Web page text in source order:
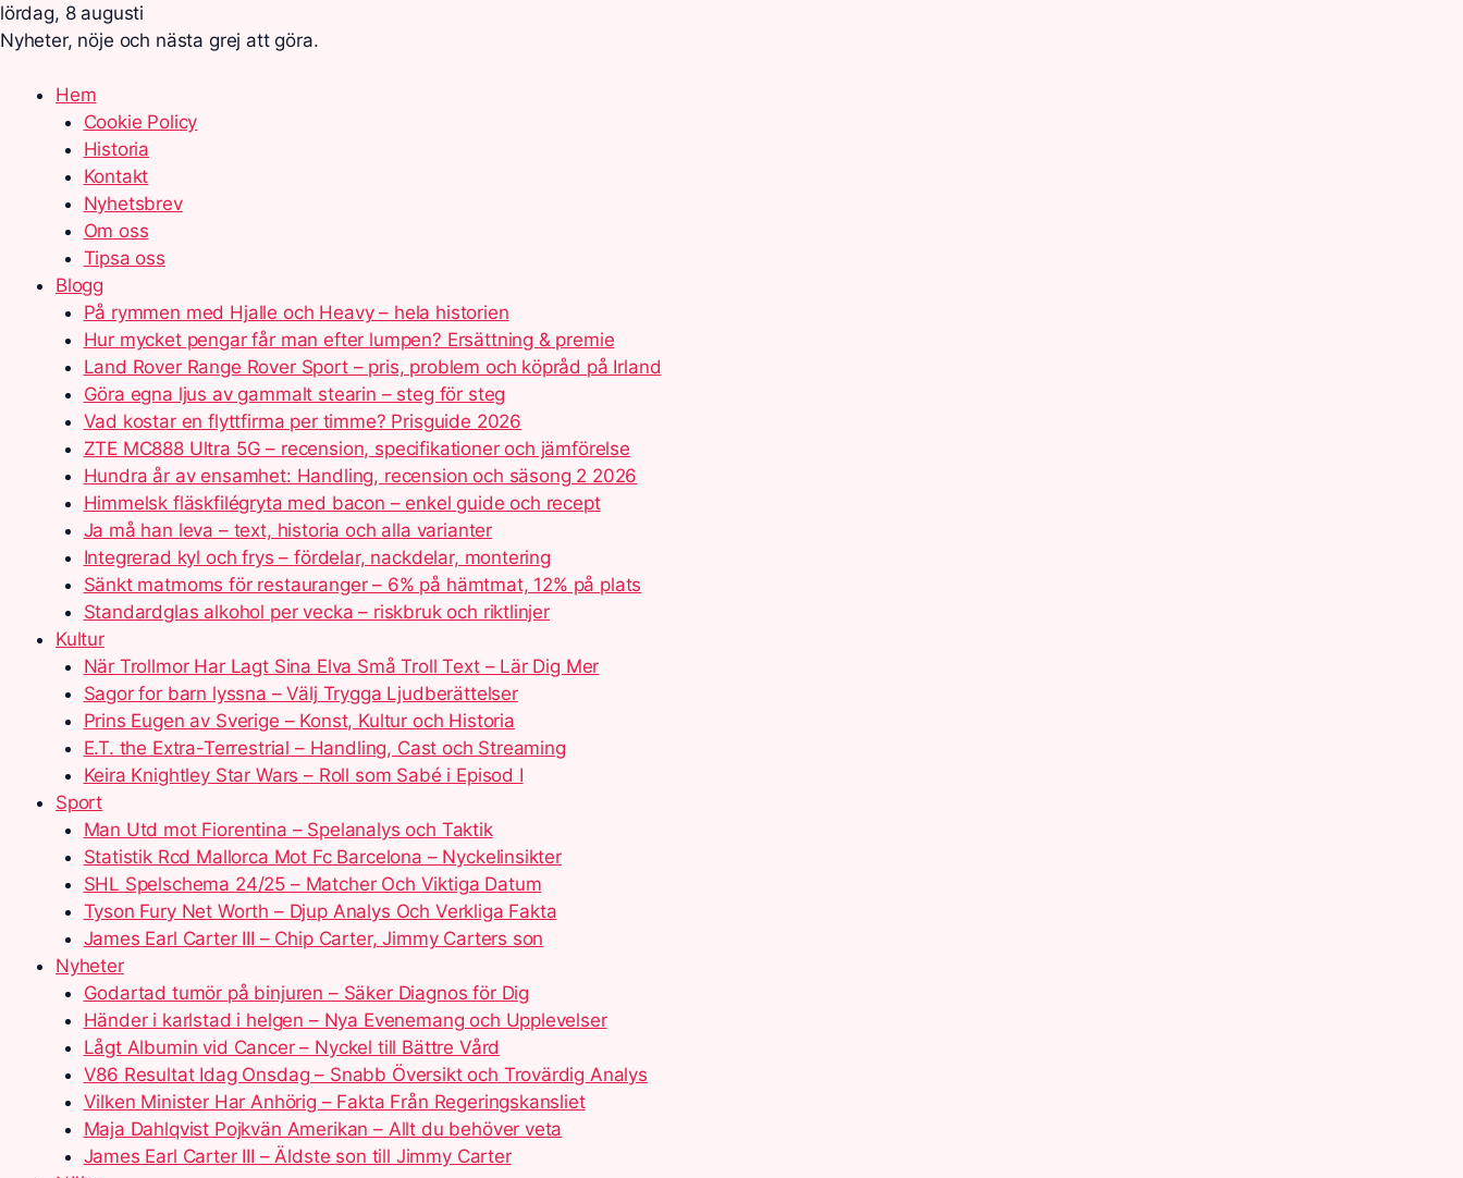
lördag, 8 augusti
Nyheter, nöje och nästa grej att göra.
Hem
Cookie Policy
Historia
Kontakt
Nyhetsbrev
Om oss
Tipsa oss
Blogg
På rymmen med Hjalle och Heavy – hela historien
Hur mycket pengar får man efter lumpen? Ersättning & premie
Land Rover Range Rover Sport – pris, problem och köpråd på Irland
Göra egna ljus av gammalt stearin – steg för steg
Vad kostar en flyttfirma per timme? Prisguide 2026
ZTE MC888 Ultra 5G – recension, specifikationer och jämförelse
Hundra år av ensamhet: Handling, recension och säsong 2 2026
Himmelsk fläskfilégryta med bacon – enkel guide och recept
Ja må han leva – text, historia och alla varianter
Integrerad kyl och frys – fördelar, nackdelar, montering
Sänkt matmoms för restauranger – 6% på hämtmat, 12% på plats
Standardglas alkohol per vecka – riskbruk och riktlinjer
Kultur
När Trollmor Har Lagt Sina Elva Små Troll Text – Lär Dig Mer
Sagor for barn lyssna – Välj Trygga Ljudberättelser
Prins Eugen av Sverige – Konst, Kultur och Historia
E.T. the Extra-Terrestrial – Handling, Cast och Streaming
Keira Knightley Star Wars – Roll som Sabé i Episod I
Sport
Man Utd mot Fiorentina – Spelanalys och Taktik
Statistik Rcd Mallorca Mot Fc Barcelona – Nyckelinsikter
SHL Spelschema 24/25 – Matcher Och Viktiga Datum
Tyson Fury Net Worth – Djup Analys Och Verkliga Fakta
James Earl Carter III – Chip Carter, Jimmy Carters son
Nyheter
Godartad tumör på binjuren – Säker Diagnos för Dig
Händer i karlstad i helgen – Nya Evenemang och Upplevelser
Lågt Albumin vid Cancer – Nyckel till Bättre Vård
V86 Resultat Idag Onsdag – Snabb Översikt och Trovärdig Analys
Vilken Minister Har Anhörig – Fakta Från Regeringskansliet
Maja Dahlqvist Pojkvän Amerikan – Allt du behöver veta
James Earl Carter III – Äldste son till Jimmy Carter